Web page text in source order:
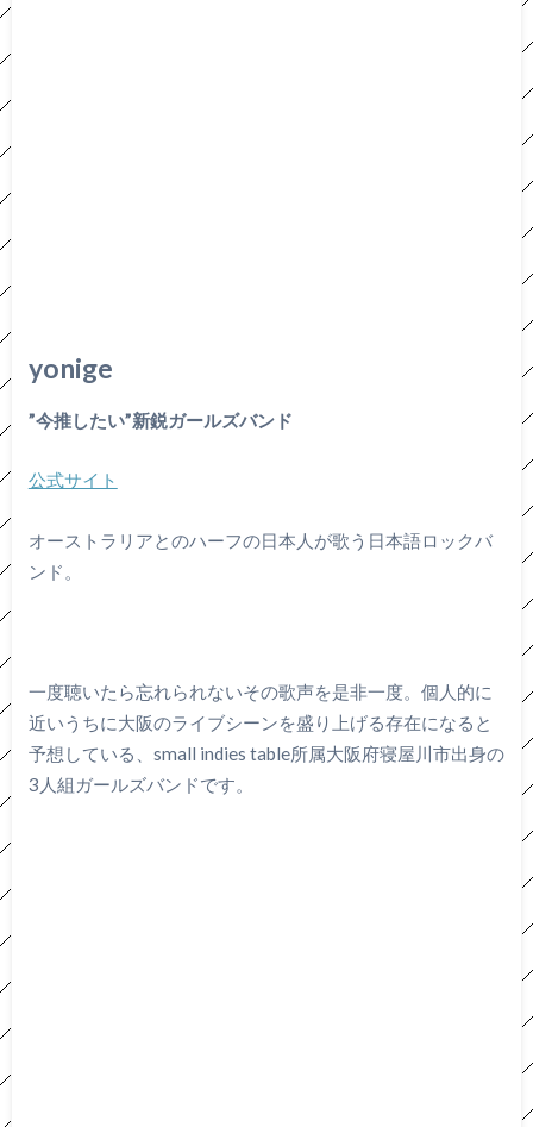
yonige
”今推したい”新鋭ガールズバンド
公式サイト
オーストラリアとのハーフの日本人が歌う日本語ロックバ
ンド。
一度聴いたら忘れられないその歌声を是非一度。個人的に
近いうちに大阪のライブシーンを盛り上げる存在になると
予想している、small indies table所属大阪府寝屋川市出身の
3人組ガールズバンドです。